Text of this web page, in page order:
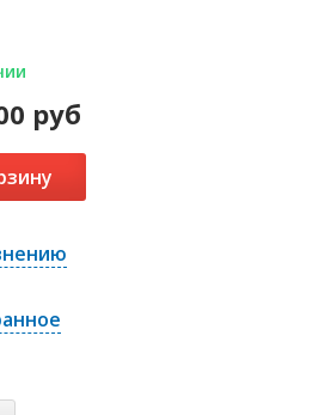
руб